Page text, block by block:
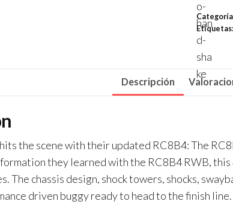
RC8B4.1
Team
1/8
4WD
Off-
Kit
-
NUEVO
cantidad
Etiquetas:
Descripción
the scene with their updated RC8B4: The
they learned with the RC8B4 RWB,
The chassis design, shock towers, shocks,
driven buggy ready to head to the finish line.